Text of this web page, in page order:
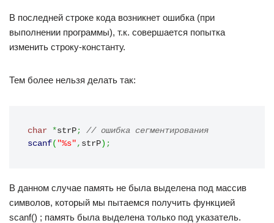
В последней строке кода возникнет ошибка (при
выполнении программы), т.к. совершается попытка
изменить строку-константу.
Тем более нельзя делать так:
char *strP;
// ошибка сегментирования
scanf( "%s" , strP ) ;
В данном случае память не была выделена под массив
символов, который мы пытаемся получить функцией
scanf() ; память была выделена только под указатель.